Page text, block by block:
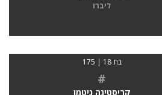
ליברו
בת 18 | 175
#
קריסטינה גיטמן